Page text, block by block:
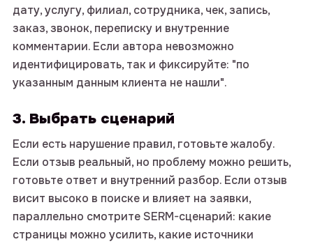
дату, услугу, филиал, сотрудника, чек, запись,
заказ, звонок, переписку и внутренние
комментарии. Если автора невозможно
идентифицировать, так и фиксируйте: "по
указанным данным клиента не нашли".
3. Выбрать сценарий
Если есть нарушение правил, готовьте жалобу.
Если отзыв реальный, но проблему можно решить,
готовьте ответ и внутренний разбор. Если отзыв
висит высоко в поиске и влияет на заявки,
параллельно смотрите SERM-сценарий: какие
страницы можно усилить, какие источники